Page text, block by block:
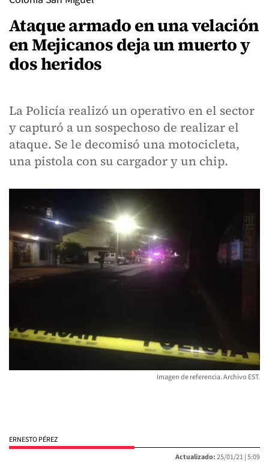
Ataque armado en una velación
en Mejicanos deja un muerto y
dos heridos
La Policía realizó un operativo en el sector
y capturó a un sospechoso de realizar el
ataque. Se le decomisó una motocicleta,
una pistola con su cargador y un chip.
Imagen de referencia. Archivo EST.
ERNESTO PÉREZ
Actualizado:25/01/21 |5:09